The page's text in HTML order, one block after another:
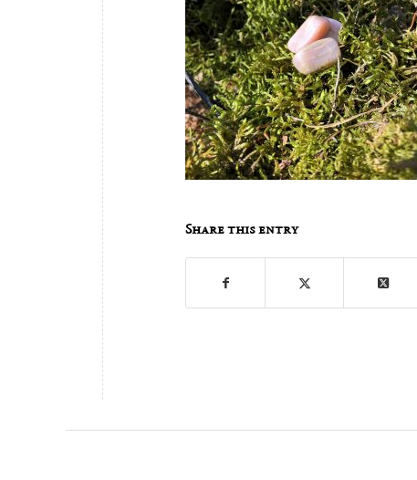
Share this entry